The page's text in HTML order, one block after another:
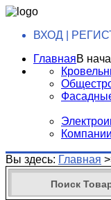
ВХОД |
ГлавнаяВ
Вы здесь: Главная
Поиск